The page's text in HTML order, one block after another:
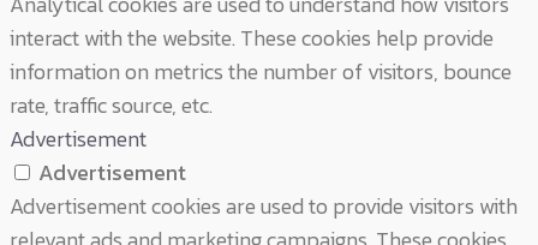
interact with the website. These cookies help provide
information on metrics the number of visitors, bounce
rate, traffic source, etc.
Advertisement
Advertisement
Advertisement cookies are used to provide visitors with